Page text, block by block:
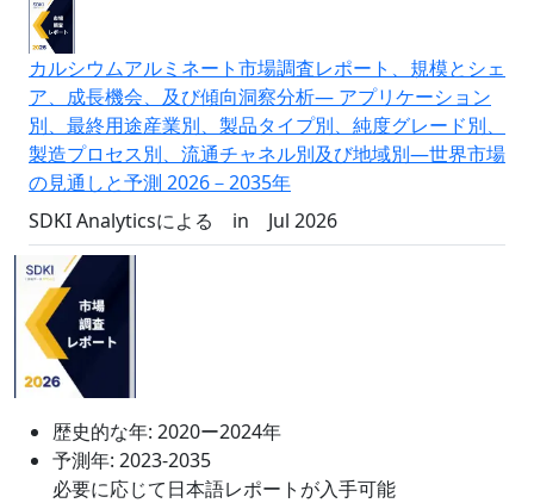
カルシウムアルミネート市場調査レポート、規模とシェ
ア、成長機会、及び傾向洞察分析― アプリケーション
別、最終用途産業別、製品タイプ別、純度グレード別、
製造プロセス別、流通チャネル別及び地域別―世界市場
の見通しと予測 2026－2035年
SDKI Analyticsによる
in Jul 2026
歴史的な年: 2020ー2024年
予測年: 2023-2035
必要に応じて日本語レポートが入手可能